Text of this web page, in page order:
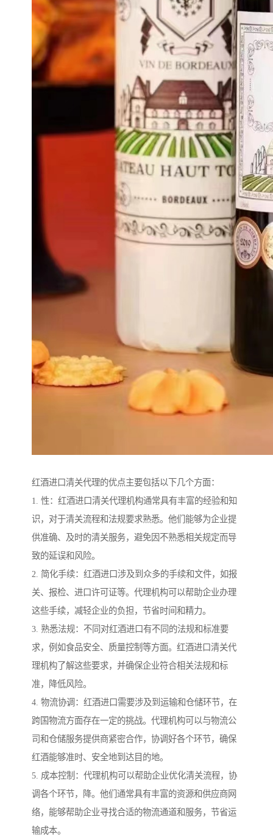
红酒进口清关代理的优点主要包括以下几个方面：
1. 性：红酒进口清关代理机构通常具有丰富的经验和知
识，对于清关流程和法规要求熟悉。他们能够为企业提
供准确、及时的清关服务，避免因不熟悉相关规定而导
致的延误和风险。
2. 简化手续：红酒进口涉及到众多的手续和文件，如报
关、报检、进口许可证等。代理机构可以帮助企业办理
这些手续，减轻企业的负担，节省时间和精力。
3. 熟悉法规：不同对红酒进口有不同的法规和标准要
求，例如食品安全、质量控制等方面。红酒进口清关代
理机构了解这些要求，并确保企业符合相关法规和标
准，降低风险。
4. 物流协调：红酒进口需要涉及到运输和仓储环节，在
跨国物流方面存在一定的挑战。代理机构可以与物流公
司和仓储服务提供商紧密合作，协调好各个环节，确保
红酒能够准时、安全地到达目的地。
5. 成本控制：代理机构可以帮助企业优化清关流程，协
调各个环节，降。他们通常具有丰富的资源和供应商网
络，能够帮助企业寻找合适的物流通道和服务，节省运
输成本。